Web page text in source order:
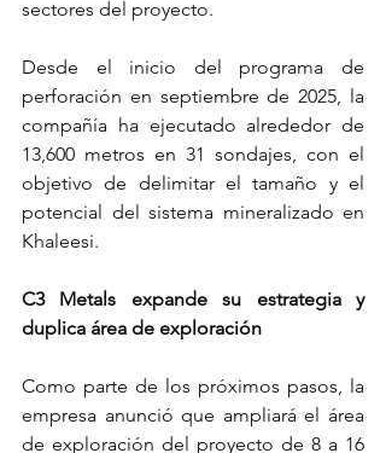
sectores del proyecto.
Desde el inicio del programa de
perforación en septiembre de 2025, la
compañía ha ejecutado alrededor de
13,600 metros en 31 sondajes, con el
objetivo de delimitar el tamaño y el
potencial del sistema mineralizado en
Khaleesi.
C3 Metals expande su estrategia y
duplica área de exploración
Como parte de los próximos pasos, la
empresa anunció que ampliará el área
de exploración del proyecto de 8 a 16